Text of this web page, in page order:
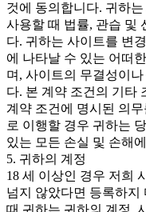
것에 동의합니다. 귀하
사용할 때 법률, 관습 및
다. 귀하는 사이트를 변
에 나타날 수 있는 어떠
며, 사이트의 무결성이
다. 본 계약 조건의 기타
계약 조건에 명시된 의
로 이행할 경우 귀하는
있는 모든 손실 및 손해
5. 귀하의 계정
18 세 이상인 경우 저희
넘지 않았다면 등록하지
때 귀하는 귀하의 계정,